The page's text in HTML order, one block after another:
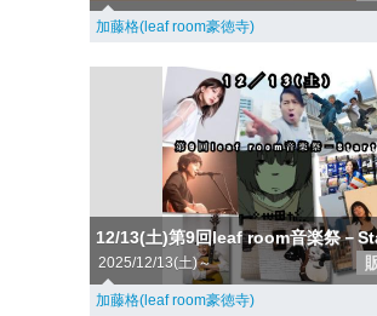
加藤格(leaf room豪徳寺)
12/13(土)第9回leaf room音楽祭－
2025/12/13(土)～
加藤格(leaf room豪徳寺)